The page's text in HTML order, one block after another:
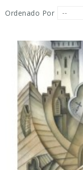
Ordenado Por --